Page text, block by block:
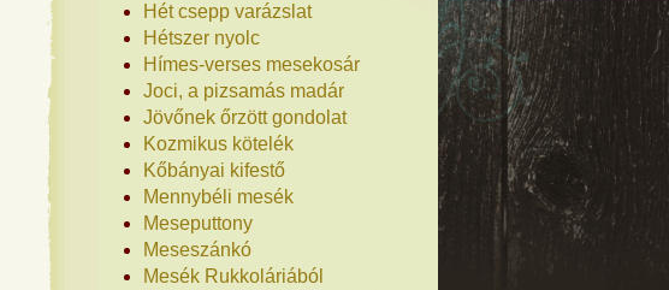
Hét csepp varázslat
Hétszer nyolc
Hímes-verses mesekosár
Joci, a pizsamás madár
Jövőnek őrzött gondolat
Kozmikus kötelék
Kőbányai kifestő
Mennybéli mesék
Meseputtony
Meseszánkó
Mesék Rukkoláriából